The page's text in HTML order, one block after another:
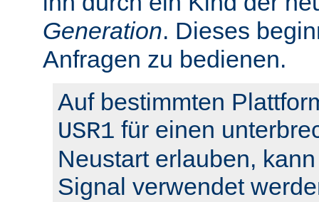
Generation. Dieses
Anfragen zu bedienen.
Auf bestimmten
USR1 für einen
Neustart erlauben,
Signal verwendet